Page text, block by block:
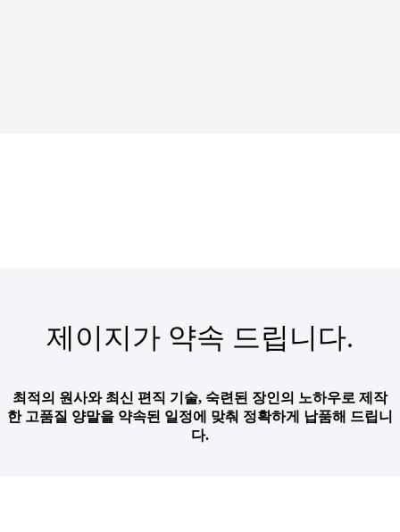
제이지가 약속 드립니다.
최적의 원사와 최신 편직 기술, 숙련된 장인의 노하우로 제작
한 고품질 양말을 약속된 일정에 맞춰 정확하게 납품해 드립니
다.